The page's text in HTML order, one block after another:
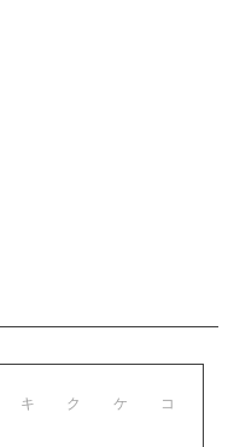
キ ク ケ コ